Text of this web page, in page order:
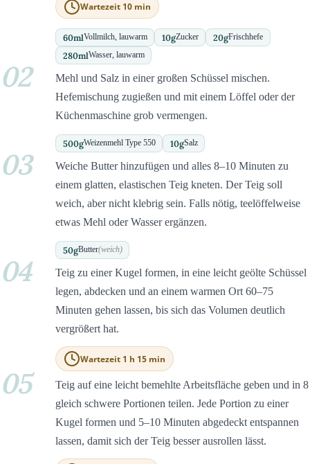
Wartezeit 10 min
60mlVollmilch, lauwarm 10gZucker 20gFrischhefe
280mlWasser, lauwarm
02
Mehl und Salz in einer großen Schüssel mischen.
Hefemischung zugießen und mit einem Löffel oder der
Küchenmaschine grob vermengen.
500gWeizenmehl Type 550 10gSalz
03
Weiche Butter hinzufügen und alles 8–10 Minuten zu
einem glatten, elastischen Teig kneten. Der Teig soll
weich, aber nicht klebrig sein. Falls nötig, teelöffelweise
etwas Mehl oder Wasser ergänzen.
50gButter(weich)
04
Teig zu einer Kugel formen, in eine leicht geölte Schüssel
legen, abdecken und an einem warmen Ort 60–75
Minuten gehen lassen, bis sich das Volumen deutlich
vergrößert hat.
Wartezeit 1 h 15 min
05
Teig auf eine leicht bemehlte Arbeitsfläche geben und in 8
gleich schwere Portionen teilen. Jede Portion zu einer
Kugel formen und 5–10 Minuten abgedeckt entspannen
lassen, damit sich der Teig besser ausrollen lässt.